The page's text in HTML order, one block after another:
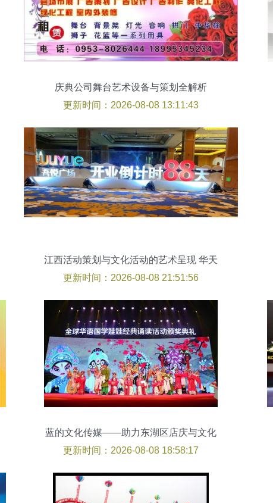
庆典公司舞台艺术设备与策划全解析
更新时间：2026-08-08 13:11:43
江西活动策划与文化活动的艺术呈现 华天
聚力展览工厂的优势解析
更新时间：2026-08-08 21:51:56
蓝的文化传媒——助力东湖区店庆与文化
活动策划服务
更新时间：2026-08-08 18:58:17